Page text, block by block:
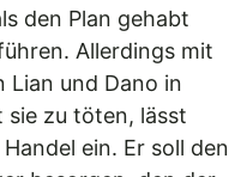
den Plan gehabt
Allerdings mit
Lian und Dano in
sie zu töten, lässt
ein. Er soll den